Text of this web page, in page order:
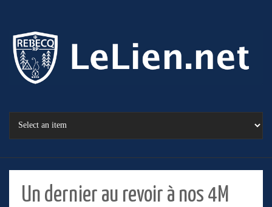
Un dernier au revoir à nos 4M